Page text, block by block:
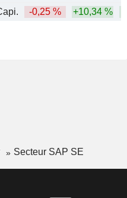
-0,25 % +10,34 %
Secteur SAP SE